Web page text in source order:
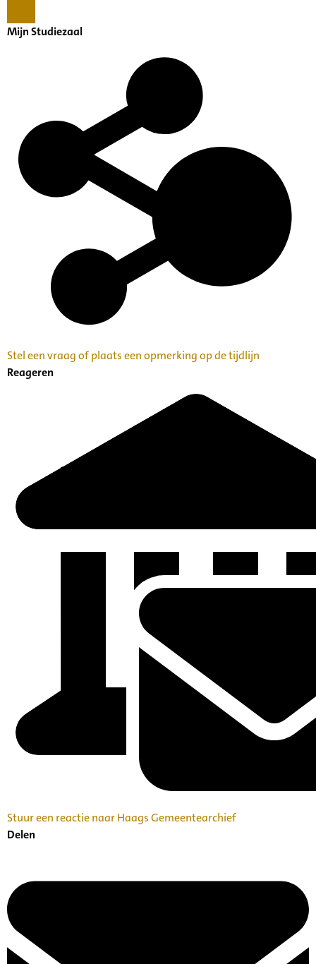
Mijn Studiezaal
Stel een vraag of plaats een opmerking op de tijdlijn
Reageren
Stuur een reactie naar Haags Gemeentearchief
Delen